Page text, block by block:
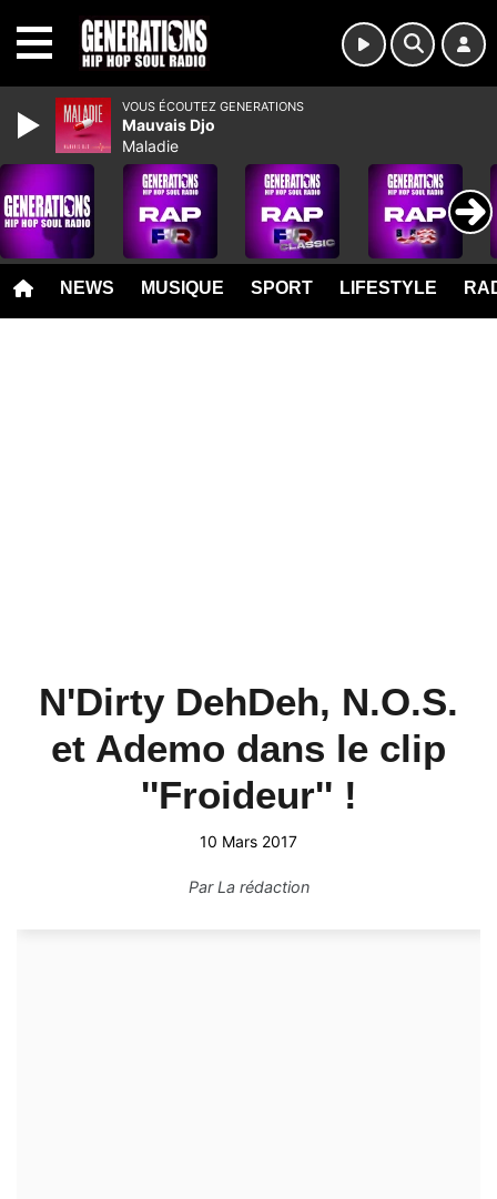
NEWS MUSIQUE SPORT LIFESTYLE
N'Dirty DehDeh, N.O.S.
et Ademo dans le clip
''Froideur'' !
10 Mars 2017
ParLa rédaction
VOUS ÉCOUTEZ GENERATIONS
Mauvais Djo
Maladie